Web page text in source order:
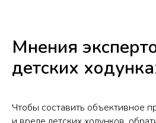
Мнения
детских
Чтобы составить объективное